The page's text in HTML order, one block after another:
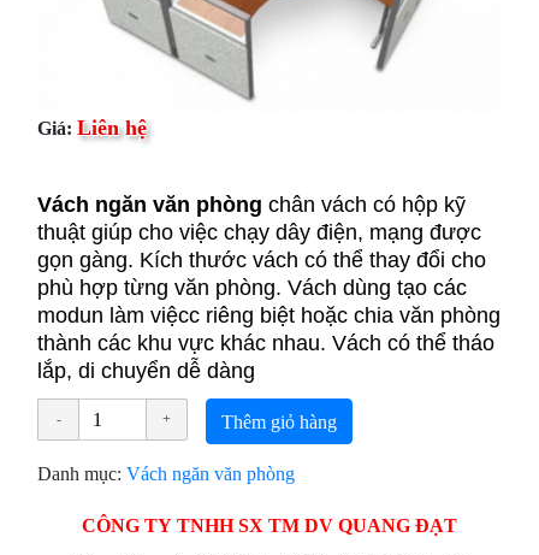
Giá: Liên hệ
Vách ngăn văn phòng chân vách có hộp kỹ
thuật giúp cho việc chạy dây điện, mạng được
gọn gàng. Kích thước vách có thể thay đổi cho
phù hợp từng văn phòng. Vách dùng tạo các
modun làm việcc riêng biệt hoặc chia văn phòng
thành các khu vực khác nhau. Vách có thể tháo
lắp, di chuyển dễ dàng
Thêm giỏ hàng
Danh mục:Vách ngăn văn phòng
CÔNG TY TNHH SX TM DV QUANG ĐẠT